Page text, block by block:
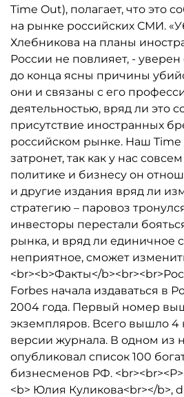
Time Out), полагает, что это
на рынке российских СМИ.
Хлебникова на планы
России не повлияет, -
до конца ясны причины
они и связаны с его
деятельностью, вряд ли это
присутствие иностранных
российском рынке. Наш
затронет, так как у нас
политике и бизнесу он
и другие издания вряд ли
стратегию – паровоз
инвесторы перестали
рынка, и вряд ли единичное
неприятное, сможет
<br><b>Факты</
Forbes начала издаваться в
2004 года. Первый номер
экземпляров. Всего вышло 4
версии журнала. В одном из
опубликовал список 100
бизнесменов РФ.
<b> Юлия Куликова<br></b>,